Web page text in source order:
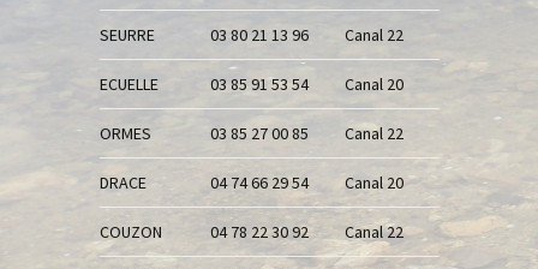
SEURRE 03 80 21 13 96 Canal 22
ECUELLE 03 85 91 53 54 Canal 20
ORMES 03 85 27 00 85 Canal 22
DRACE 04 74 66 29 54 Canal 20
COUZON 04 78 22 30 92 Canal 22